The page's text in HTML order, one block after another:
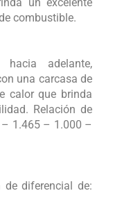
combustible.
adelante,
una carcasa de
calor que brinda
Relación de
1.465 – 1.000 –
de diferencial de: